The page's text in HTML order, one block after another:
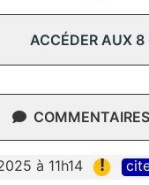
ACCÉDER AUX
à 11h14 !